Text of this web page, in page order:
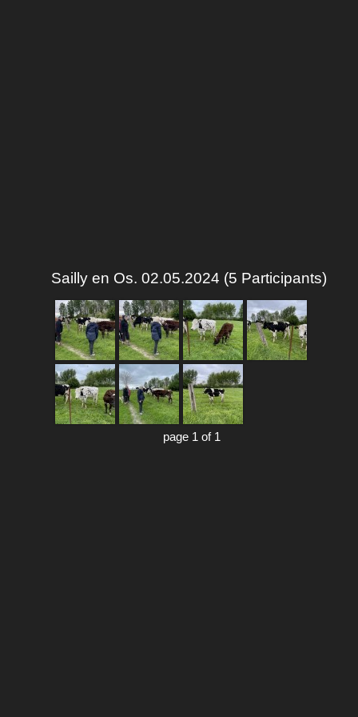
Sailly en Os. 02.05.2024 (5 Participants)
page 1 of 1